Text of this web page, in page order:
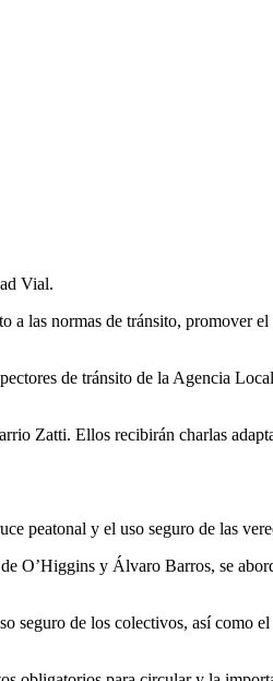
Vial.
las normas de tránsito, promover el
de tránsito de la Agencia
Zatti. Ellos recibirán charlas
peatonal y el uso seguro de las
O’Higgins y Álvaro Barros, se
seguro de los colectivos, así como